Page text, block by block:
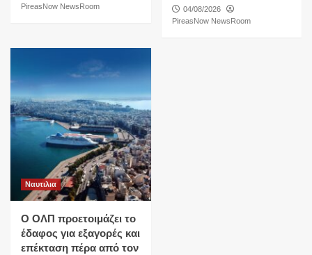
PireasNow NewsRoom
04/08/2026
PireasNow NewsRoom
Ναυτιλια
O ΟΛΠ προετοιμάζει το
έδαφος για εξαγορές και
επέκταση πέρα από τον